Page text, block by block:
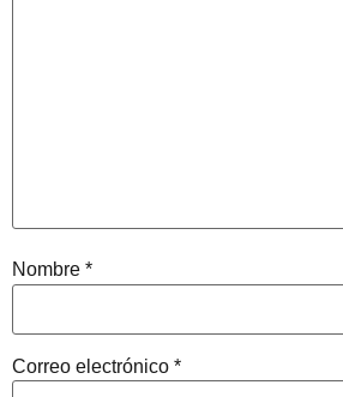
Nombre *
Correo electrónico *